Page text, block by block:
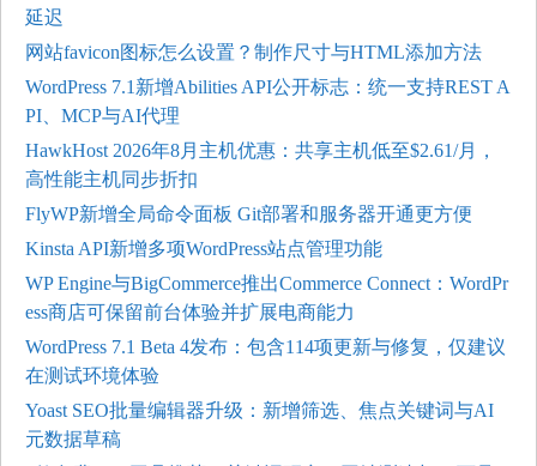
延迟
网站favicon图标怎么设置？制作尺寸与HTML添加方法
WordPress 7.1新增Abilities API公开标志：统一支持REST A
PI、MCP与AI代理
HawkHost 2026年8月主机优惠：共享主机低至$2.61/月，
高性能主机同步折扣
FlyWP新增全局命令面板 Git部署和服务器开通更方便
Kinsta API新增多项WordPress站点管理功能
WP Engine与BigCommerce推出Commerce Connect：WordPr
ess商店可保留前台体验并扩展电商能力
WordPress 7.1 Beta 4发布：包含114项更新与修复，仅建议
在测试环境体验
Yoast SEO批量编辑器升级：新增筛选、焦点关键词与AI
元数据草稿